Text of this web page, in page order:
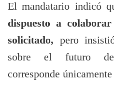
El mandatario indicó
dispuesto a
solicitado, pero
sobre el futuro
corresponde